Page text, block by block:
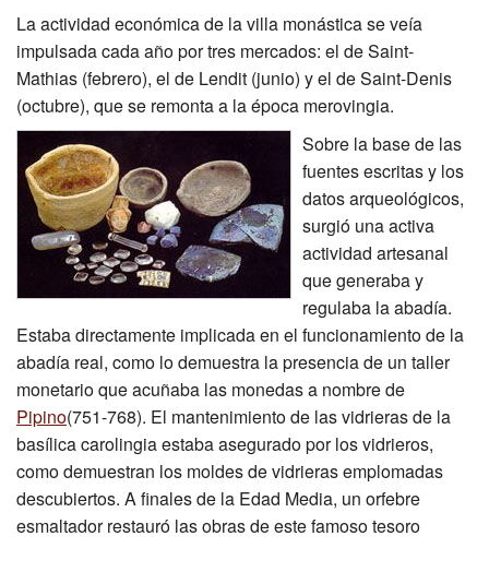
La actividad económica de la villa monástica se veía
impulsada cada año por tres mercados: el de Saint-
Mathias (febrero), el de Lendit (junio) y el de Saint-Denis
(octubre), que se remonta a la época merovingia.
Sobre la base de las
fuentes escritas y los
datos arqueológicos,
surgió una activa
actividad artesanal
que generaba y
regulaba la abadía.
Estaba directamente implicada en el funcionamiento de la
abadía real, como lo demuestra la presencia de un taller
monetario que acuñaba las monedas a nombre de
Pipino(751-768). El mantenimiento de las vidrieras de la
basílica carolingia estaba asegurado por los vidrieros,
como demuestran los moldes de vidrieras emplomadas
descubiertos. A finales de la Edad Media, un orfebre
esmaltador restauró las obras de este famoso tesoro